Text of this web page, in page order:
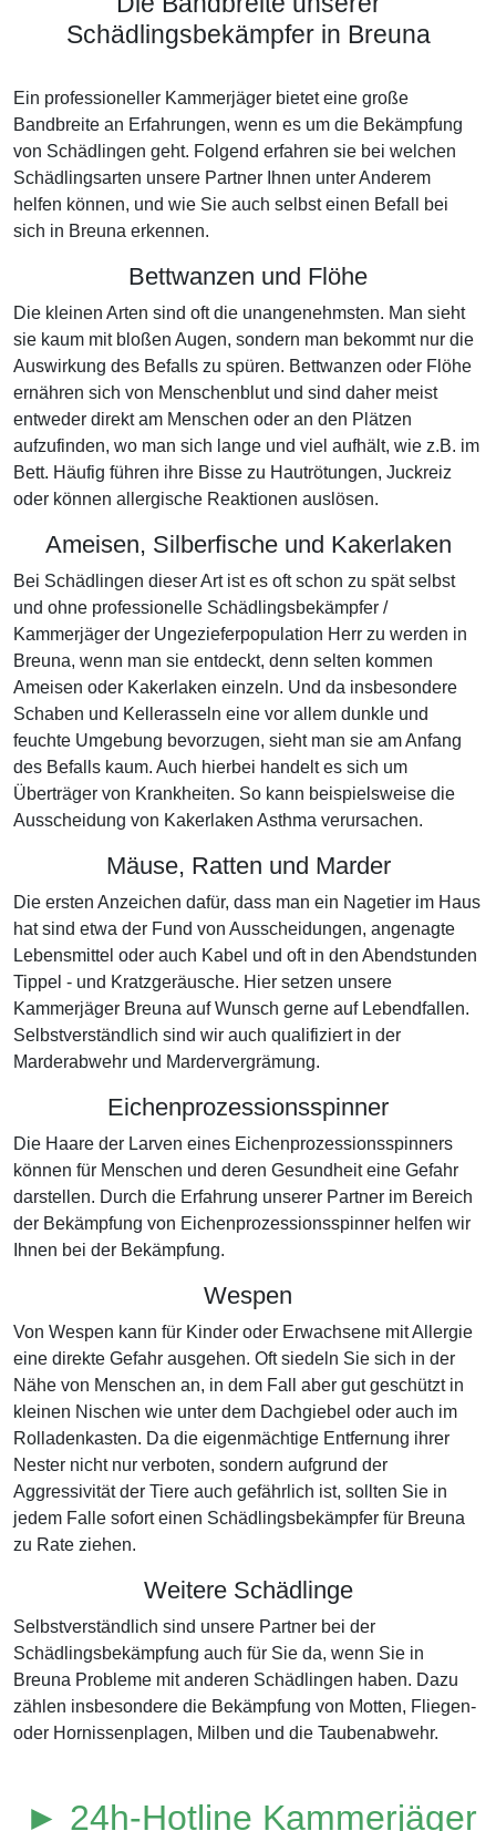
Schädlingsbekämpfer in Breuna
Ein professioneller Kammerjäger bietet eine große
Bandbreite an Erfahrungen, wenn es um die Bekämpfung
von Schädlingen geht. Folgend erfahren sie bei welchen
Schädlingsarten unsere Partner Ihnen unter Anderem
helfen können, und wie Sie auch selbst einen Befall bei
sich in Breuna erkennen.
Bettwanzen und Flöhe
Die kleinen Arten sind oft die unangenehmsten. Man sieht
sie kaum mit bloßen Augen, sondern man bekommt nur die
Auswirkung des Befalls zu spüren. Bettwanzen oder Flöhe
ernähren sich von Menschenblut und sind daher meist
entweder direkt am Menschen oder an den Plätzen
aufzufinden, wo man sich lange und viel aufhält, wie z.B. im
Bett. Häufig führen ihre Bisse zu Hautrötungen, Juckreiz
oder können allergische Reaktionen auslösen.
Ameisen, Silberfische und Kakerlaken
Bei Schädlingen dieser Art ist es oft schon zu spät selbst
und ohne professionelle Schädlingsbekämpfer /
Kammerjäger der Ungezieferpopulation Herr zu werden in
Breuna, wenn man sie entdeckt, denn selten kommen
Ameisen oder Kakerlaken einzeln. Und da insbesondere
Schaben und Kellerasseln eine vor allem dunkle und
feuchte Umgebung bevorzugen, sieht man sie am Anfang
des Befalls kaum. Auch hierbei handelt es sich um
Überträger von Krankheiten. So kann beispielsweise die
Ausscheidung von Kakerlaken Asthma verursachen.
Mäuse, Ratten und Marder
Die ersten Anzeichen dafür, dass man ein Nagetier im Haus
hat sind etwa der Fund von Ausscheidungen, angenagte
Lebensmittel oder auch Kabel und oft in den Abendstunden
Tippel - und Kratzgeräusche. Hier setzen unsere
Kammerjäger Breuna auf Wunsch gerne auf Lebendfallen.
Selbstverständlich sind wir auch qualifiziert in der
Marderabwehr und Mardervergrämung.
Eichenprozessionsspinner
Die Haare der Larven eines Eichenprozessionsspinners
können für Menschen und deren Gesundheit eine Gefahr
darstellen. Durch die Erfahrung unserer Partner im Bereich
der Bekämpfung von Eichenprozessionsspinner helfen wir
Ihnen bei der Bekämpfung.
Wespen
Von Wespen kann für Kinder oder Erwachsene mit Allergie
eine direkte Gefahr ausgehen. Oft siedeln Sie sich in der
Nähe von Menschen an, in dem Fall aber gut geschützt in
kleinen Nischen wie unter dem Dachgiebel oder auch im
Rolladenkasten. Da die eigenmächtige Entfernung ihrer
Nester nicht nur verboten, sondern aufgrund der
Aggressivität der Tiere auch gefährlich ist, sollten Sie in
jedem Falle sofort einen Schädlingsbekämpfer für Breuna
zu Rate ziehen.
Weitere Schädlinge
Selbstverständlich sind unsere Partner bei der
Schädlingsbekämpfung auch für Sie da, wenn Sie in
Breuna Probleme mit anderen Schädlingen haben. Dazu
zählen insbesondere die Bekämpfung von Motten, Fliegen-
oder Hornissenplagen, Milben und die Taubenabwehr.
► 24h-Hotline Kammerjäger